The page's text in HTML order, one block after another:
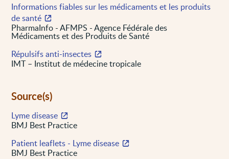
Informations fiables sur les médicaments et les produits
de santé
PharmaInfo - AFMPS - Agence Fédérale des
Médicaments et des Produits de Santé
Répulsifs anti-insectes
IMT – Institut de médecine tropicale
Source(s)
Lyme disease
BMJ Best Practice
Patient leaflets - Lyme disease
BMJ Best Practice